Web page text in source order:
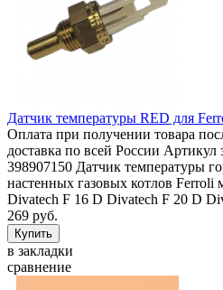
Датчик температуры RED для
Оплата при получении товара
доставка по всей России Артикул
398907150 Датчик температуры
настенных газовых котлов Ferroli
Divatech F 16 D Divatech F 20 D
269 руб.
в закладки
сравнение